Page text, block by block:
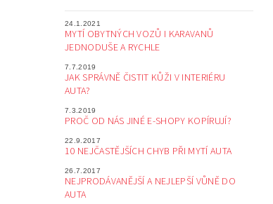
24.1.2021
MYTÍ OBYTNÝCH VOZŮ I KARAVANŮ
JEDNODUŠE A RYCHLE
7.7.2019
JAK SPRÁVNĚ ČISTIT KŮŽI V INTERIÉRU
AUTA?
7.3.2019
PROČ OD NÁS JINÉ E-SHOPY KOPÍRUJÍ?
22.9.2017
10 NEJČASTĚJŠÍCH CHYB PŘI MYTÍ AUTA
26.7.2017
NEJPRODÁVANĚJŠÍ A NEJLEPŠÍ VŮNĚ DO
AUTA